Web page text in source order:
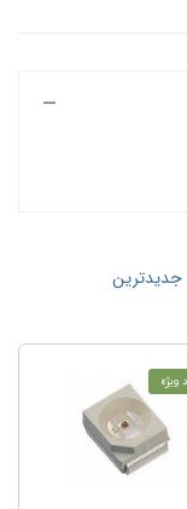
جدید‌‌ترین
ویژه